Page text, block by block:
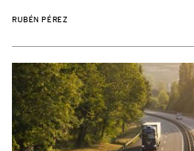
RUBÉN PÉREZ